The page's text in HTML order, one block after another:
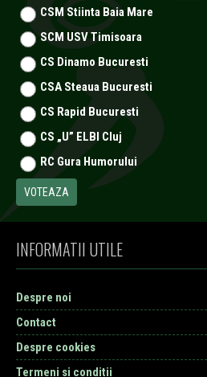
CSM Stiinta Baia Mare
SCM USV Timisoara
CS Dinamo Bucuresti
CSA Steaua Bucuresti
CS Rapid Bucuresti
CS „U” ELBI Cluj
RC Gura Humorului
INFORMATII UTILE
Despre noi
Contact
Despre cookies
Termeni si conditii